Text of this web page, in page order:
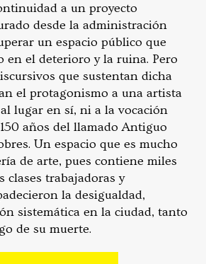
a un proyecto
desde la administración
un espacio público que
en el deterioro y la ruina. Pero
que sustentan dicha
el protagonismo a una artista
lugar en sí, ni a la vocación
años del llamado Antiguo
Un espacio que es mucho
de arte, pues contiene miles
clases trabajadoras y
la desigualdad,
sistemática en la ciudad, tanto
de su muerte.